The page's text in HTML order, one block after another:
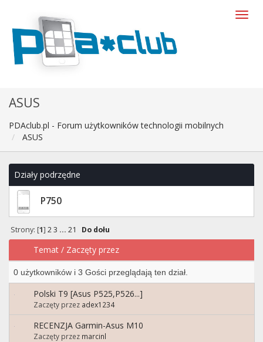
ASUS
PDAclub.pl - Forum użytkowników technologii mobilnych
ASUS
Działy podrzędne
P750
Strony: [1] 2 3 ... 21 Do dołu
Temat / Zaczęty przez
0 użytkowników i 3 Gości przeglądają ten dział.
Polski T9 [Asus P525,P526...]
Zaczęty przez adex1234
RECENZJA Garmin-Asus M10
Zaczęty przez marcinl